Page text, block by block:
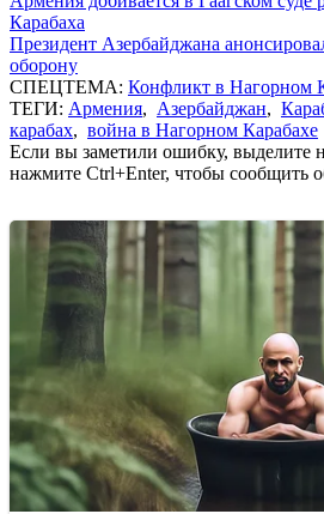
Карабаха
Президент Азербайджана
оборону
СПЕЦТЕМА: Конфликт в Нагорном
ТЕГИ: Армения, Азербайджан,
карабах, война в Нагорном Карабахе
Если вы заметили ошибку, выделите
нажмите Ctrl+Enter, чтобы сообщить